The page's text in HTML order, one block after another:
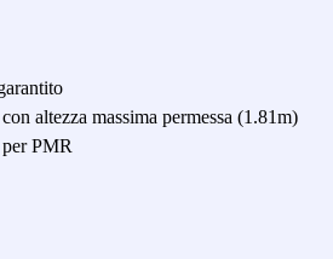
anche molto vicino al Museo Gaudí,
questo parcheggio ti offre il vantaggio
evitando qualsiasi
Inoltre, il suo buon collegamento
un'alternativa comoda per esplorare
il tuo posto nel parcheggio Clubö
altezza massima permessa (1.81m)
PMR